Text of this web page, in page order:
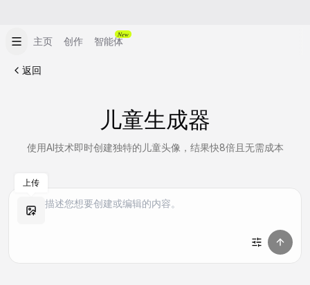
主页 创作 智能体
New
返回
儿童生成器
使用AI技术即时创建独特的儿童头像，结果快8倍且无需成本
上传